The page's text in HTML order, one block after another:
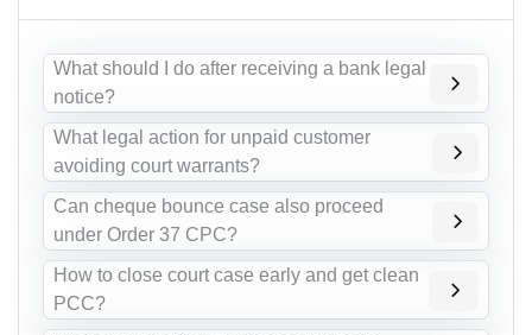
What should I do after receiving a bank legal
notice?
What legal action for unpaid customer
avoiding court warrants?
Can cheque bounce case also proceed
under Order 37 CPC?
How to close court case early and get clean
PCC?